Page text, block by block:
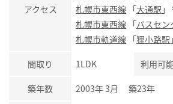
アクセス
札幌市東西線 「大通駅
札幌市東西線 「バスセン
札幌市軌道線 「狸小路駅
間取り 1LDK 利用可
築年数 2003年 3月 築23年